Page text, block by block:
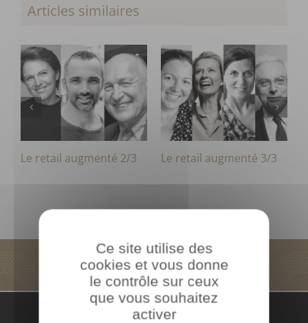
Articles similaires
Le retail augmenté 2/3 Le retail augmenté 3/3
Ce site utilise des
cookies et vous donne
le contrôle sur ceux
que vous souhaitez
activer